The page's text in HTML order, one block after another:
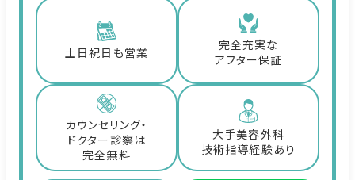
土日祝日も営業
完全充実な
アフター保証
カウンセリング・
ドクター診察は
完全無料
大手美容外科
技術指導経験あり